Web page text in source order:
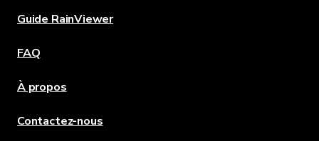
Guide RainViewer
FAQ
À propos
Contactez-nous